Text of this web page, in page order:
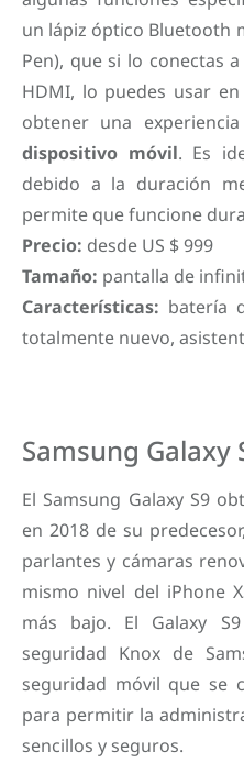
un lápiz óptico Bluetooth
Pen), que si lo conectas a
HDMI, lo puedes usar
obtener una
dispositivo móvil. Es
debido a la duración
permite que funcione
Precio: desde US $ 999
Tamaño: pantalla de
Características: batería
totalmente nuevo,
Samsung Galaxy
El Samsung Galaxy S9
en 2018 de su
parlantes y cámaras
mismo nivel del iPhone
más bajo. El Galaxy
seguridad Knox de
seguridad móvil que se
para permitir la
sencillos y seguros.